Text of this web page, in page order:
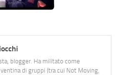
blogger. Ha militato come
di gruppi (tra cui Not Moving,